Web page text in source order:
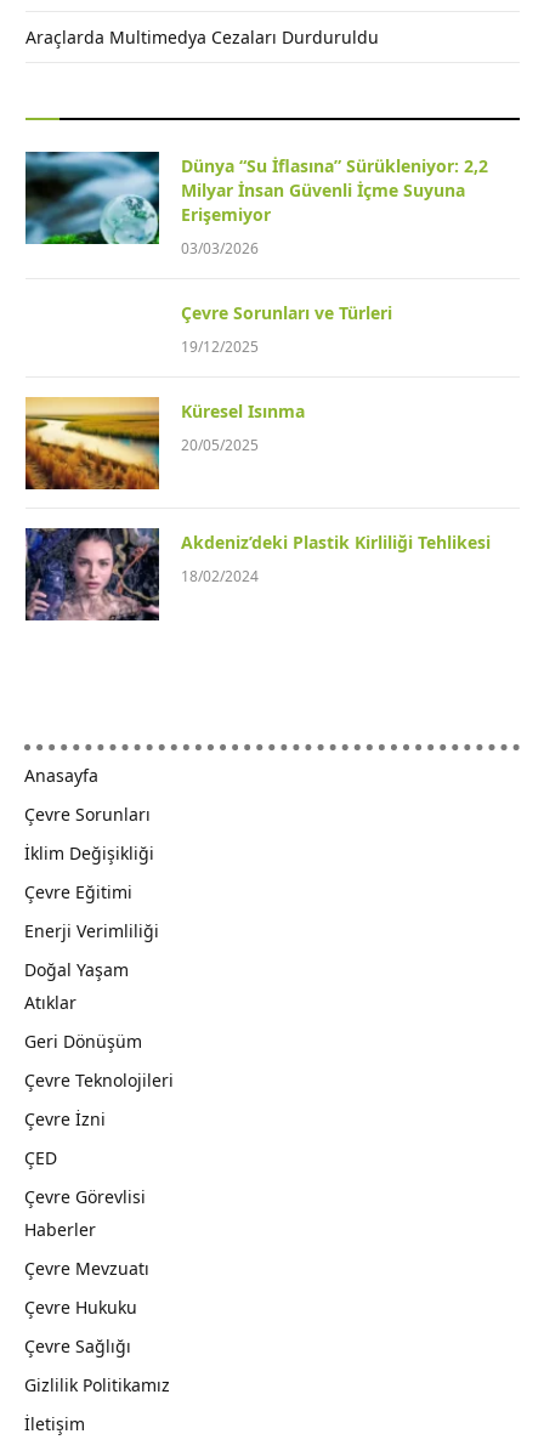
Araçlarda Multimedya Cezaları Durduruldu
Dünya “Su İflasına” Sürükleniyor: 2,2
Milyar İnsan Güvenli İçme Suyuna
Erişemiyor
03/03/2026
Çevre Sorunları ve Türleri
19/12/2025
Küresel Isınma
20/05/2025
Akdeniz’deki Plastik Kirliliği Tehlikesi
18/02/2024
Anasayfa
Çevre Sorunları
İklim Değişikliği
Çevre Eğitimi
Enerji Verimliliği
Doğal Yaşam
Atıklar
Geri Dönüşüm
Çevre Teknolojileri
Çevre İzni
ÇED
Çevre Görevlisi
Haberler
Çevre Mevzuatı
Çevre Hukuku
Çevre Sağlığı
Gizlilik Politikamız
İletişim